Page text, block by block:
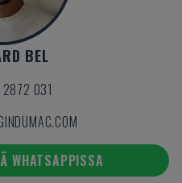
BEL
031
WHATSAPPISSA